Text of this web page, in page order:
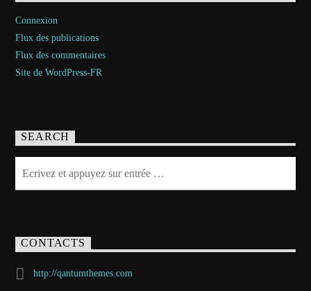
Connexion
Flux des publications
Flux des commentaires
Site de WordPress-FR
SEARCH
CONTACTS
http://qantumthemes.com